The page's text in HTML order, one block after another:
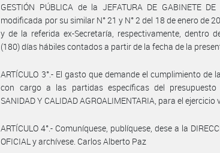
GESTIÓN PÚBLICA de la JEFATURA DE GABINETE
modificada por su similar N° 21 y N° 2 del 18 de enero de
y de la referida ex-Secretaría, respectivamente, dentro
(180) días hábiles contados a partir de la fecha de la
ARTÍCULO 3°.- El gasto que demande el cumplimiento de
con cargo a las partidas específicas del presupuesto
SANIDAD Y CALIDAD AGROALIMENTARIA, para el ejercicio
ARTÍCULO 4°.- Comuníquese, publíquese, dese a la
OFICIAL y archívese. Carlos Alberto Paz